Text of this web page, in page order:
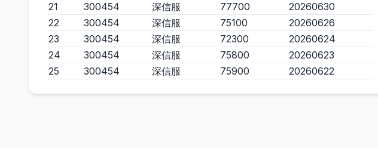
21
300454 深信服 77700
20260630
22
300454 深信服 75100
20260626
23
300454 深信服 72300
20260624
24
300454 深信服 75800
20260623
25
300454 深信服 75900 20260622